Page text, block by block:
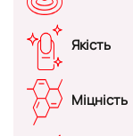
Якість
Міцність